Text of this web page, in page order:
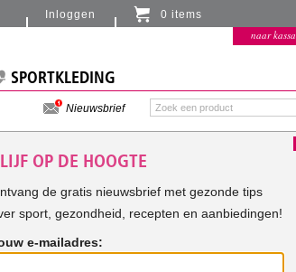
SPORTKLEDING
Nieuwsbrief
Inloggen 0 items
Er zitten momenteel geen artikelen in de
naar kassa
OP DE HOOGTE
de gratis nieuwsbrief met gezonde tips
sport, gezondheid, recepten en aanbiedingen!
e-mailadres: